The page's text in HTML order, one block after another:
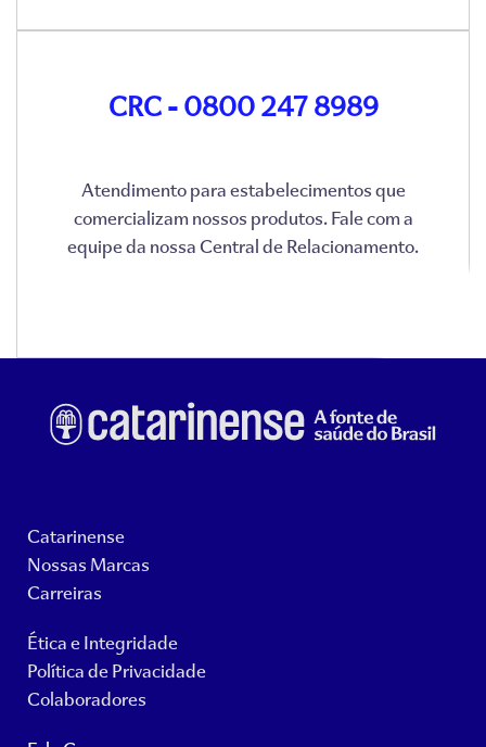
CRC - 0800 247 8989
Atendimento para estabelecimentos que
comercializam nossos produtos. Fale com a
equipe da nossa Central de Relacionamento.
Catarinense
Nossas Marcas
Carreiras
Ética e Integridade
Política de Privacidade
Colaboradores